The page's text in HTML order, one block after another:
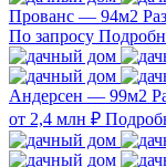
Прованс — 94м2
По запросу
Андерсен — 99м2
от 2,4 млн ₽